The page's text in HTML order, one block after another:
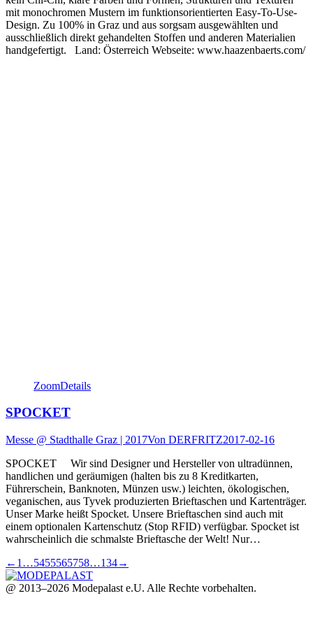
mit monochromen Mustern im funktionsorientierten Easy-To-Use-
Design. Zu 100% in Graz und aus sorgsam ausgewählten und
ausschließlich direkt gehandelten Stoffen und anderen Materialien
handgefertigt. Land: Österreich Webseite: www.haazenbaerts.com/
ZoomDetails
SPOCKET
Messe @ Stadthalle Graz | 2017Von DERFRITZ2017-02-16
SPOCKET Wir sind Designer und Hersteller von ultradünnen,
handlichen und geräumigen (halten bis zu 8 Kreditkarten,
Führerschein, Banknoten, Münzen usw.) leichten, ökologischen,
veganischen, aus Tyvek produzierten Brieftaschen und Kartenträger.
Unser Marke heißt Spocket. Unsere Brieftaschen sind auch mit
einem optionalen Kartenschutz (Stop RFID) verfügbar. Spocket ist
wahrscheinlich die schmalste Brieftasche der Welt! Nur…
← 1 …5455565758…134→
@ 2013–2026 Modepalast e.U. Alle Rechte vorbehalten.